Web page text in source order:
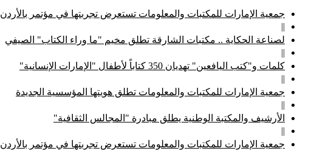
جمعية الإمارات للمكتبات والمعلومات تستعرض تجربتها في مؤتمر بالأردن
||
لصناعة الحكاية .. مكتبات الشارقة تطلق مخيم "ما وراء الكتاب" الصيفي
||
كلمات و"كتب اليافعين" تهديان 350 كتاباً لأطفال "الإمارات الإنسانية"
||
جمعية الإمارات للمكتبات والمعلومات تطلق هويتها المؤسسية الجديدة
||
الأرشيف والمكتبة الوطنية يطلق مبادرة "المجالس الثقافية"
||
جمعية الإمارات للمكتبات والمعلومات تستعرض تجربتها في مؤتمر بالأردن